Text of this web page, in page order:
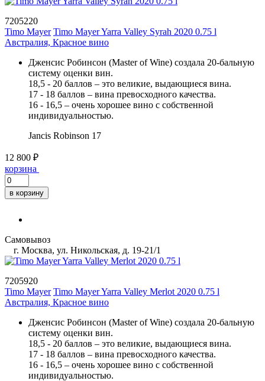
7205220
Timo Mayer Timo Mayer Yarra Valley Syrah 2020 0.75 l
Австралия, Красное вино
Дженсис Робинсон (Master of Wine) создала 20-бальную
систему оценки вин.
18,5 - 20 баллов – это великие, выдающиеся вина.
17 - 18 баллов – вина превосходного качества.
16 - 16,5 – очень хорошее вино с собственной
индивидуальностью.
Jancis Robinson 17
12 800 ₽
корзина
в корзину
Самовывоз
г. Москва, ул. Никольская, д. 19-21/1
7205920
Timo Mayer Timo Mayer Yarra Valley Merlot 2020 0.75 l
Австралия, Красное вино
Дженсис Робинсон (Master of Wine) создала 20-бальную
систему оценки вин.
18,5 - 20 баллов – это великие, выдающиеся вина.
17 - 18 баллов – вина превосходного качества.
16 - 16,5 – очень хорошее вино с собственной
индивидуальностью.